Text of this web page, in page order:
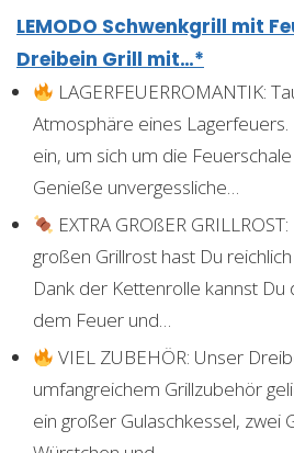
LEMODO Schwenkgrill mit
Dreibein Grill mit…*
LAGERFEUERROMANTIK:
Atmosphäre eines
ein, um sich um die
Genieße unvergessliche…
EXTRA GROßER
großen Grillrost hast Du
Dank der Kettenrolle kannst Du
dem Feuer und…
VIEL ZUBEHÖR: Unser
umfangreichem Grillzubehör
ein großer Gulaschkessel, zwei